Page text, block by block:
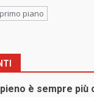
primo piano
è sempre più